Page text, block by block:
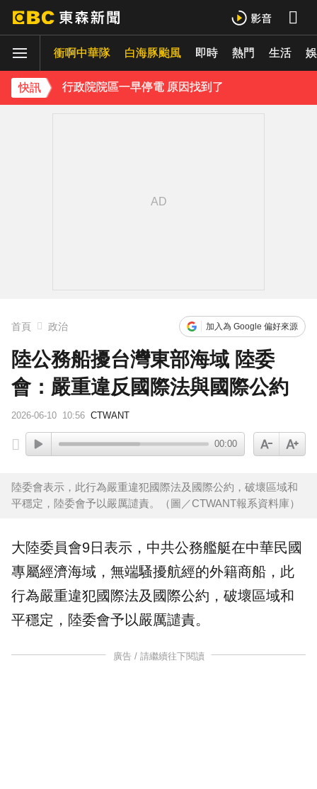
衝啊中華隊 白海豚颱風 即時 熱門 生活
快訊
防空演習登場！高雄街頭瞬間淨空 直擊畫面曝光
緯創股利2度延發史上首例 金管會說重話：考慮收回股務自辦
行政院院區一早停電 原因找到了
首頁 政治 加入為 Google 偏好來源
陸公務船擾台灣東部海域 陸委
會：嚴重違反國際法與國際公約
2026-06-10 10:56 CTWANT
00:00
陸委會表示，此行為嚴重違犯國際法及國際公約，破壞區域和
平穩定，陸委會予以嚴厲譴責。（圖／CTWANT報系資料庫）
大陸委員會9日表示， 中共公務艦艇在中華民國
專屬經濟海域 ，無端騷擾航經的外籍商船，此
行為嚴重違犯國際法及國際公約，破壞區域和
平穩定， 陸委會予以嚴厲譴責。
廣告 / 請繼續往下閱讀